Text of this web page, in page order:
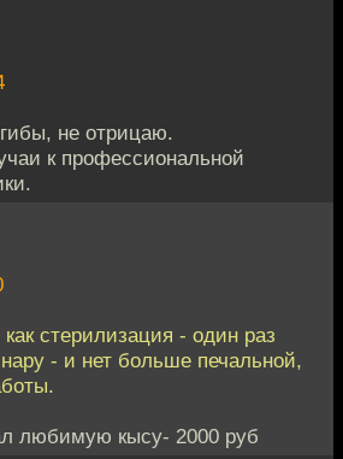
не отрицаю.
к профессиональной
стерилизация - один раз
- и нет больше печальной,
любимую кысу- 2000 руб